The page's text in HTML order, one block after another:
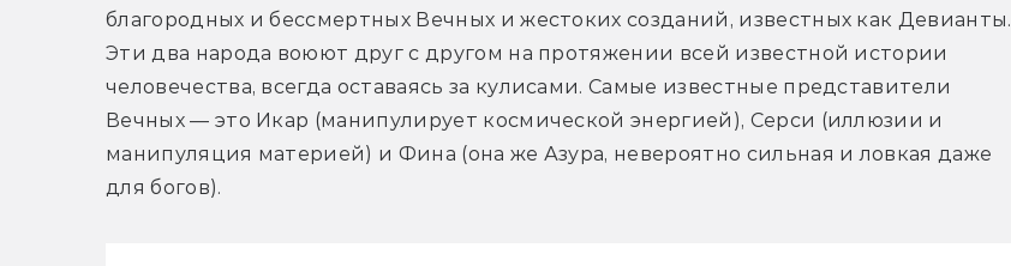
благородных и бессмертных Вечных и жестоких созданий, известных как Девианты.
Эти два народа воюют друг с другом на протяжении всей известной истории
человечества, всегда оставаясь за кулисами. Самые известные представители
Вечных — это Икар (манипулирует космической энергией), Серси (иллюзии и
манипуляция материей) и Фина (она же Азура, невероятно cильная и ловкая даже
для богов).